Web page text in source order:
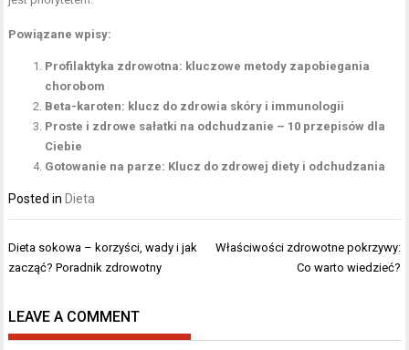
Powiązane wpisy:
Profilaktyka zdrowotna: kluczowe metody zapobiegania
chorobom
Beta-karoten: klucz do zdrowia skóry i immunologii
Proste i zdrowe sałatki na odchudzanie – 10 przepisów dla
Ciebie
Gotowanie na parze: Klucz do zdrowej diety i odchudzania
Posted in Dieta
Nawigacja
wpisu
Dieta sokowa – korzyści, wady i jak
zacząć? Poradnik zdrowotny
Właściwości zdrowotne pokrzywy:
Co warto wiedzieć?
LEAVE A COMMENT